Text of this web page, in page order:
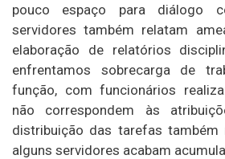
pouco espaço para diálogo
servidores também relatam
elaboração de relatórios
enfrentamos sobrecarga de
função, com funcionários
não correspondem às
distribuição das tarefas também
alguns servidores acabam